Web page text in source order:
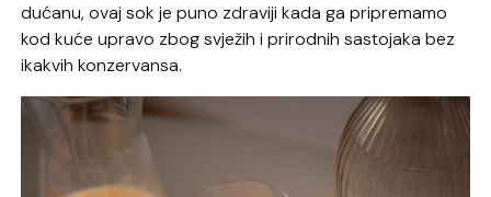
dućanu, ovaj sok je puno zdraviji kada ga pripremamo
kod kuće upravo zbog svježih i prirodnih sastojaka bez
ikakvih konzervansa.